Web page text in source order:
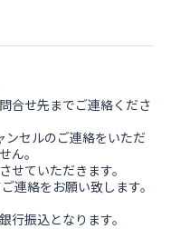
合せ先までご連絡くださ
セルのご連絡をいただ
ん。
せていただきます。
連絡をお願い致します。
行振込となります。